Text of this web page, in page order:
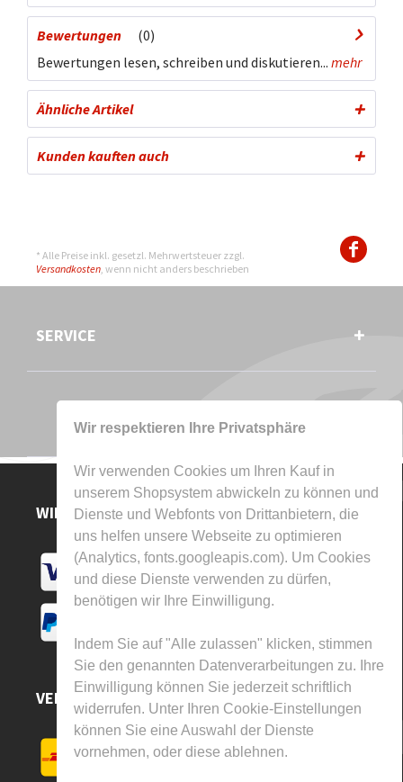
Wir respektieren Ihre Privatsphäre
Wir verwenden Cookies um Ihren Kauf in
unserem Shopsystem abwickeln zu können und
Dienste und Webfonts von Drittanbietern, die
uns helfen unsere Webseite zu optimieren
(Analytics, fonts.googleapis.com). Um Cookies
und diese Dienste verwenden zu dürfen,
benötigen wir Ihre Einwilligung.
Indem Sie auf "Alle zulassen" klicken, stimmen
Sie den genannten Datenverarbeitungen zu. Ihre
Einwilligung können Sie jederzeit schriftlich
widerrufen. Unter Ihren Cookie-Einstellungen
können Sie eine Auswahl der Dienste
vornehmen, oder diese ablehnen.
Bewertungen
0
Bewertungen lesen, schreiben und diskutieren... mehr
Ähnliche Artikel
Kunden kauften auch
* Alle Preise inkl. gesetzl. Mehrwertsteuer zzgl.
Versandkosten , wenn nicht anders beschrieben
SERVICE
WIR AKZEPTIEREN
VERSAND DURCH